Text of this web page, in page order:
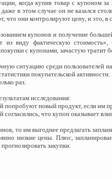
когда купив товар с купоном
в этом случае он не казался
что они контролируют цену, и это,
купонов и получение
из виду фактическую
с купонами, зачастую тратит
ситуацию среди пользователей
покупательской
раз.
исследования:
попробуют новый продукт, если им
что купон оказывает
то им выгоднее предлагать
низкие цены. Плюс,
закупки.